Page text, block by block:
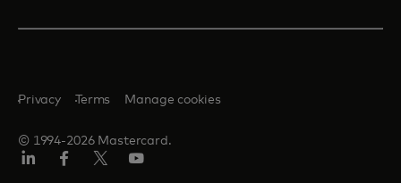
© 1994-2026 Mastercard.
Privacy Terms Manage cookies